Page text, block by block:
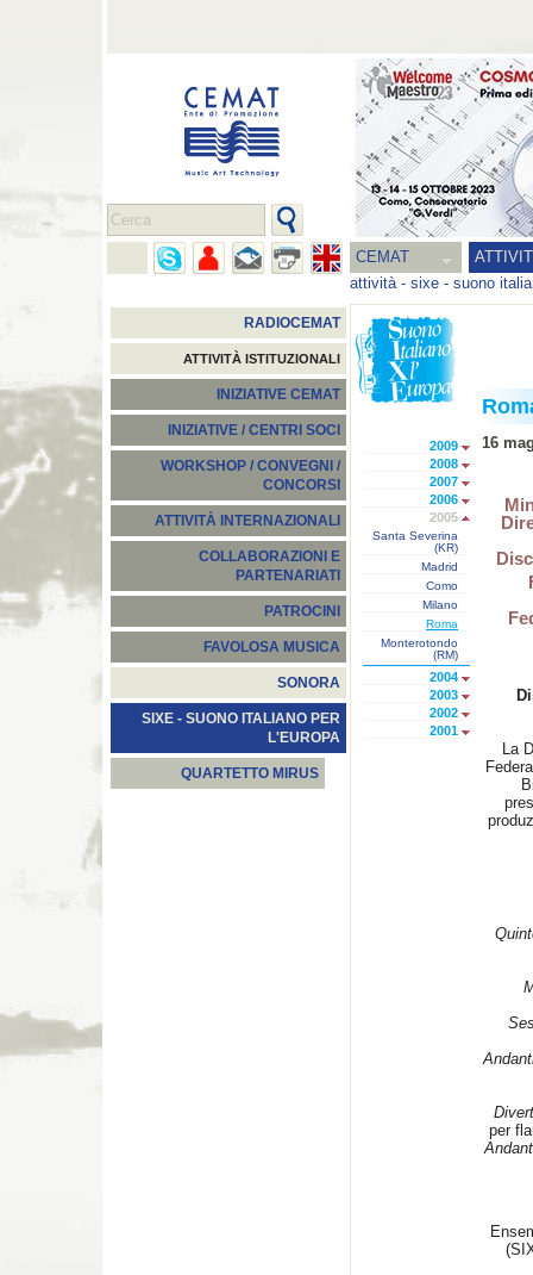
CEMAT
attività- sixe - suono
RADIOCEMAT
ATTIVITÀ ISTITUZIONALI
INIZIATIVE CEMAT
INIZIATIVE / CENTRI SOCI
WORKSHOP / CONVEGNI /
CONCORSI
ATTIVITÀ INTERNAZIONALI
COLLABORAZIONI E
PARTENARIATI
PATROCINI
FAVOLOSA MUSICA
SONORA
SIXE - SUONO ITALIANO PER
L'EUROPA
QUARTETTO MIRUS
2009
2008
2007
2006
2005
Santa Severina
(KR)
Madrid
Como
Milano
Roma
Monterotondo
(RM)
2004
2003
2002
2001
16
La
per